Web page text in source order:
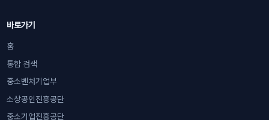
바로가기
홈
통합 검색
중소벤처기업부
소상공인진흥공단
중소기업진흥공단